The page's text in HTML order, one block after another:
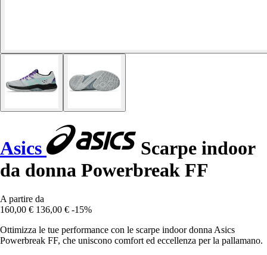
Asics
Scarpe indoor
da donna Powerbreak FF
A partire da
160,00 € 136,00 € -15%
Ottimizza le tue performance con le scarpe indoor donna Asics
Powerbreak FF, che uniscono comfort ed eccellenza per la pallamano.